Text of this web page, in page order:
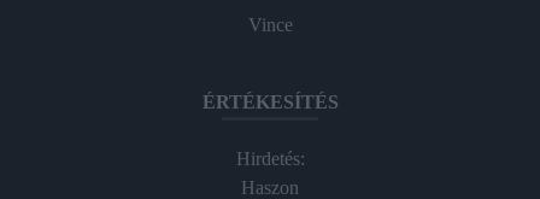
Vince
ÉRTÉKESÍTÉS
Hirdetés:
Haszon